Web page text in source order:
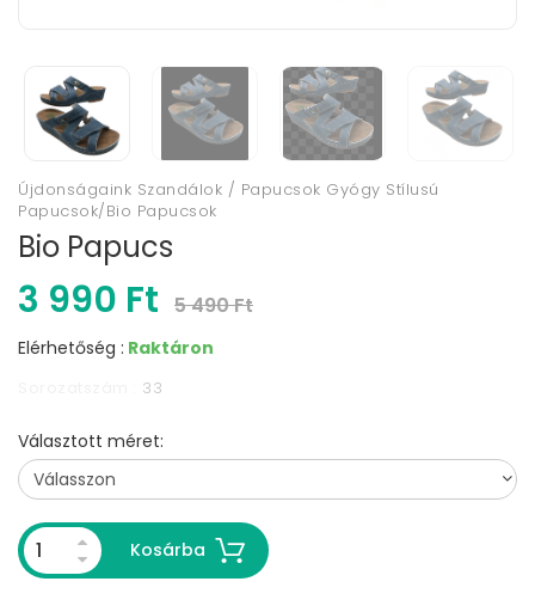
Újdonságaink Szandálok / Papucsok Gyógy Stílusú
Papucsok/Bio Papucsok
Bio Papucs
3 990 Ft 5 490 Ft
Elérhetőség : Raktáron
33
Választott méret:
Kosárba